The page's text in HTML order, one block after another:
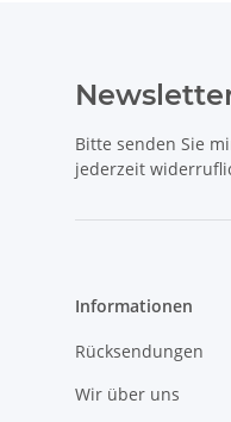
Bitte senden Sie
jederzeit
Informationen
Rücksendungen
Wir über uns